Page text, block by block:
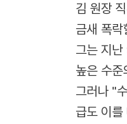
김 원장
금새 폭락
그는 지
높은 수
그러나 "
급도 이